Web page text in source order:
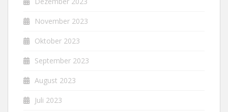
November 2023
Oktober 2023
September 2023
August 2023
Juli 2023